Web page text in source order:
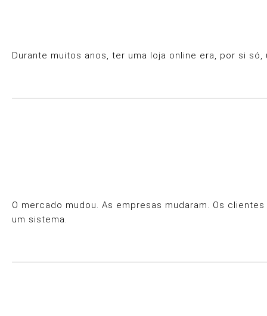
Durante muitos anos, ter uma loja online era, por si
O mercado mudou. As empresas mudaram. Os
um sistema.